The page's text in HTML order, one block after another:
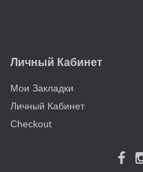
Личный Кабинет
Мои Закладки
Личный Кабинет
Checkout